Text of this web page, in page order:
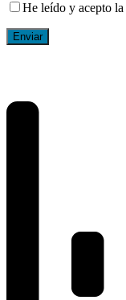
He leído y acepto la